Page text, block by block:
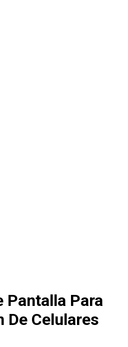
Pantalla Para
De Celulares